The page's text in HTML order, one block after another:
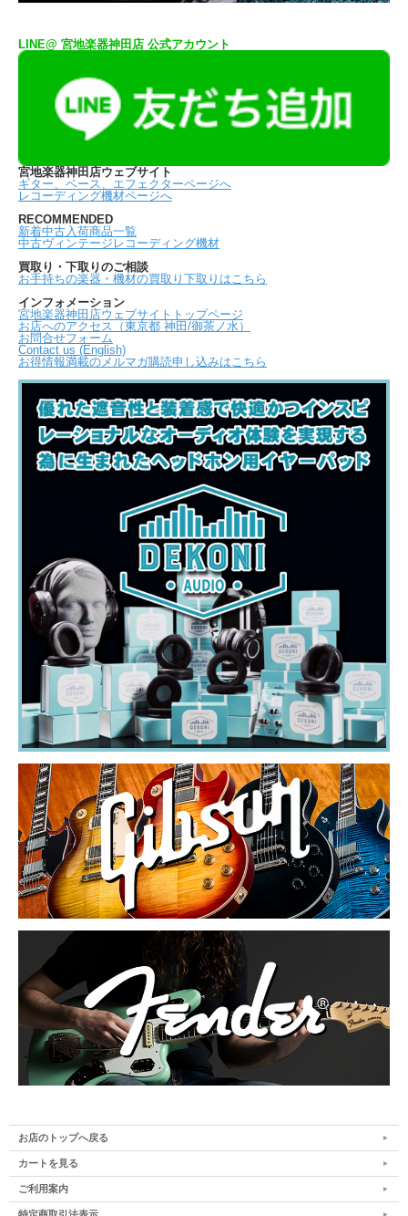
LINE@ 宮地楽器神田店 公式アカウント
宮地楽器神田店ウェブサイト
ギター、ベース、エフェクターページへ
レコーディング機材ページへ
RECOMMENDED
新着中古入荷商品一覧
中古ヴィンテージレコーディング機材
買取り・下取りのご相談
お手持ちの楽器・機材の買取り下取りはこちら
インフォメーション
宮地楽器神田店ウェブサイトトップページ
お店へのアクセス（東京都 神田/御茶ノ水）
お問合せフォーム
Contact us (English)
お得情報満載のメルマガ購読申し込みはこちら
お店のトップへ戻る
カートを見る
ご利用案内